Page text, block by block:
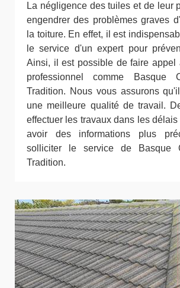
La négligence des tuiles et de leur
engendrer des problèmes graves
la toiture. En effet, il est
le service d'un expert pour
Ainsi, il est possible de faire appel
professionnel comme Basque
Tradition. Nous vous assurons
une meilleure qualité de travail.
effectuer les travaux dans les
avoir des informations plus
solliciter le service de Basque
Tradition.